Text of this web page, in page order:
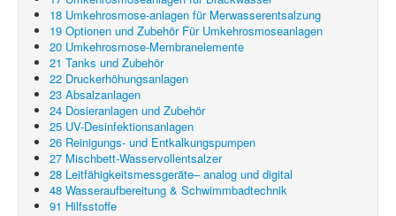
18 Umkehrosmose-anlagen für Merwasserentsalzung
19 Optionen und Zubehör Für Umkehrosmoseanlagen
20 Umkehrosmose-Membranelemente
21 Tanks und Zubehör
22 Druckerhöhungsanlagen
23 Absalzanlagen
24 Dosieranlagen und Zubehör
25 UV-Desinfektionsanlagen
26 Reinigungs- und Entkalkungspumpen
27 Mischbett-Wasservollentsalzer
28 Leitfähigkeitsmessgeräte– analog und digital
48 Wasseraufbereitung & Schwimmbadtechnik
91 Hilfsstoffe